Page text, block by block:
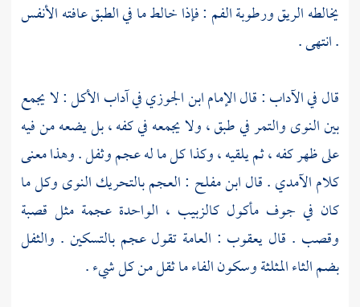
يخالطه الريق ورطوبة الفم : فإذا خالط ما في الطبق عافته الأنفس
. انتهى .
قال في الآداب : قال الإمامابن الجوزيفي آداب الأكل : لا يجمع
بين النوى والتمر في طبق ، ولا يجمعه في كفه ، بل يضعه من فيه
على ظهر كفه ، ثم يلقيه ، وكذا كل ما له عجم وثفل . وهذا معنى
كلامالآمدي. قالابن مفلح : العجم بالتحريك النوى وكل ما
كان في جوف مأكول كالزبيب ، الواحدة عجمة مثل قصبة
وقصب . قال يعقوب : العامة تقول عجم بالتسكين . والثفل
بضم الثاء المثلثة وسكون الفاء ما ثقل من كل شيء .